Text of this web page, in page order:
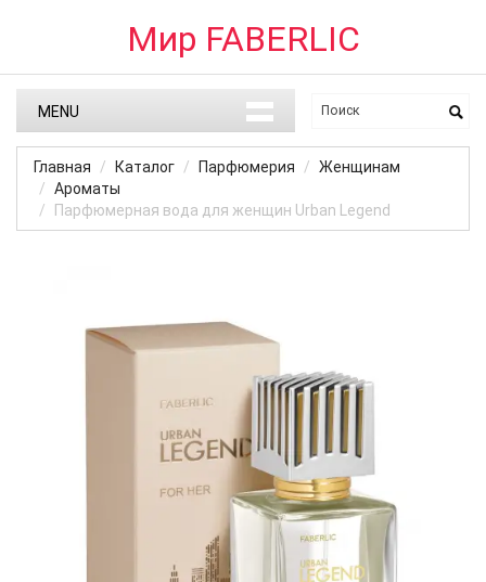
Мир FABERLIC
MENU
Главная Каталог Парфюмерия
Женщинам
Ароматы
Парфюмерная вода для женщин Urban Legend